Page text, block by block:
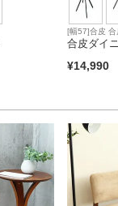
[幅57]合皮 合
合皮ダイ
¥14,990